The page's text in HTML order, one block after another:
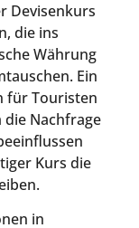
Devisenkurs
die ins
Währung
Ein
für Touristen
Nachfrage
Kurs die
in